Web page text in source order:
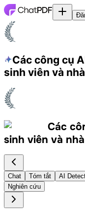
Các công cụ
sinh viên và
Các
sinh viên và
Chat Tóm tắt AI
Nghiên cứu